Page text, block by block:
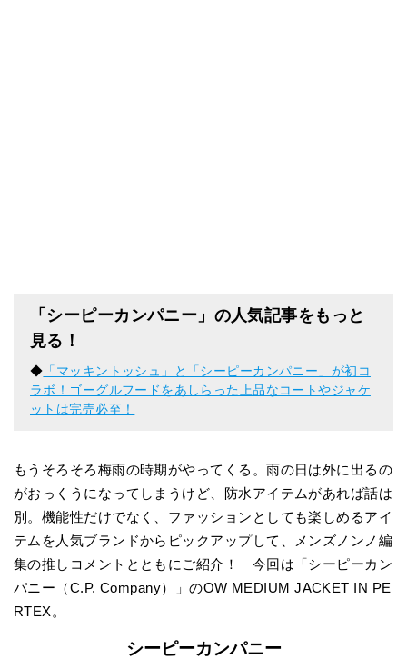
「シーピーカンパニー」の人気記事をもっと
見る！
◆ 「マッキントッシュ」と「シーピーカンパニー」が初コ
ラボ！ゴーグルフードをあしらった上品なコートやジャケ
ットは完売必至！
もうそろそろ梅雨の時期がやってくる。雨の日は外に出るの
がおっくうになってしまうけど、防水アイテムがあれば話は
別。機能性だけでなく、ファッションとしても楽しめるアイ
テムを人気ブランドからピックアップして、メンズノンノ編
集の推しコメントとともにご紹介！ 今回は「シーピーカン
パニー（C.P. Company）」のOW MEDIUM JACKET IN PE
RTEX。
シーピーカンパニー